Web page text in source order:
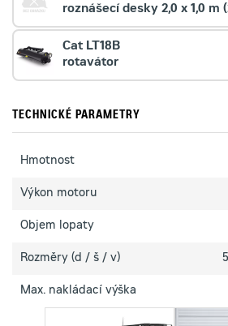
roznášecí desky 2,0 x 1,0 m
Cat LT18B
rotavátor
TECHNICKÉ PARAMETRY
Hmotnost
Výkon motoru
Objem lopaty
Rozměry (d / š / v)
Max. nakládací výška